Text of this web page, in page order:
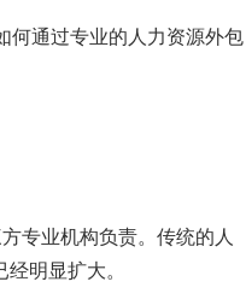
何通过专业的人力资源外包
专业机构负责。传统的人
明显扩大。